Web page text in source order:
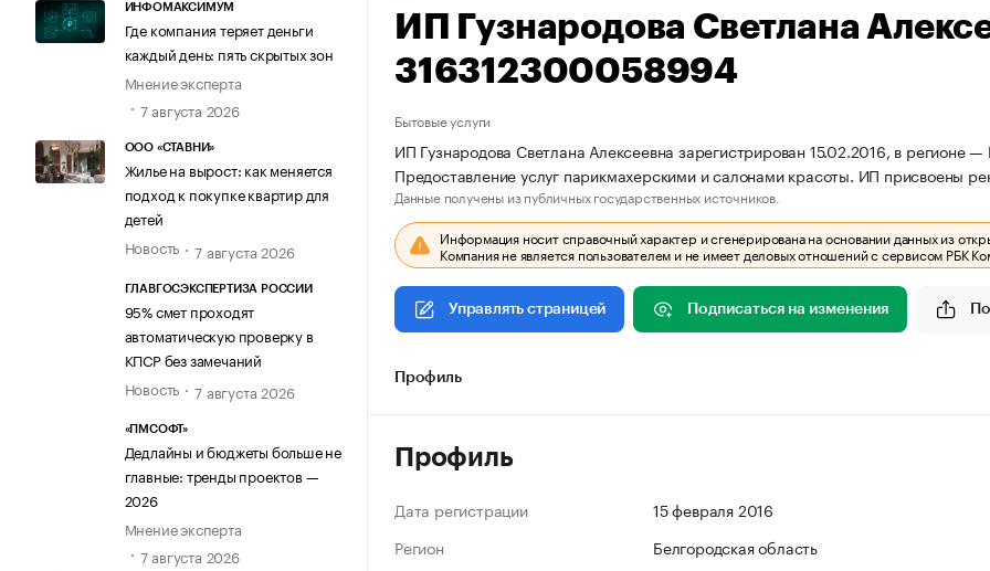
ИНФОМАКСИМУМ
Где компания теряет деньги
каждый день: пять скрытых зон
Мнение эксперта
7 августа 2026
ООО «СТАВНИ»
Жилье на вырост: как меняется
подход к покупке квартир для
детей
Новость
7 августа 2026
ГЛАВГОСЭКСПЕРТИЗА РОССИИ
95% смет проходят
автоматическую проверку в
КПСР без замечаний
Новость
7 августа 2026
«ПМСОФТ»
Дедлайны и бюджеты больше не
главные: тренды проектов —
2026
Мнение эксперта
7 августа 2026
ИП Гузнародова Светлана
316312300058994
Бытовые услуги
ИП Гузнародова Светлана Алексеевна зарегистрирован 15.02.2016, в регионе
Предоставление услуг парикмахерскими и салонами красоты. ИП
Данные получены из публичных государственных источников.
Информация носит справочный характер и сгенерирована на основании данных из
Компания не является пользователем и не имеет деловых отношений с сервисом РБК
Управлять страницей Подписаться на изменения
Профиль
Профиль
Дата регистрации
15 февраля 2016
Регион
Белгородская область